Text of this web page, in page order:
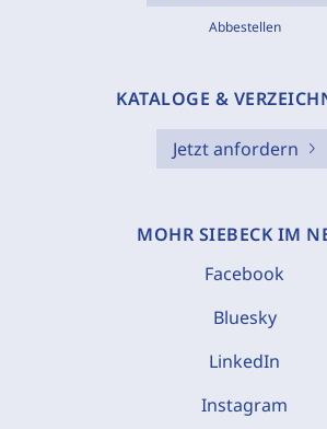
Abbestellen
KATALOGE &
Jetzt anfordern
MOHR SIEBECK IM
Facebook
Bluesky
LinkedIn
Instagram